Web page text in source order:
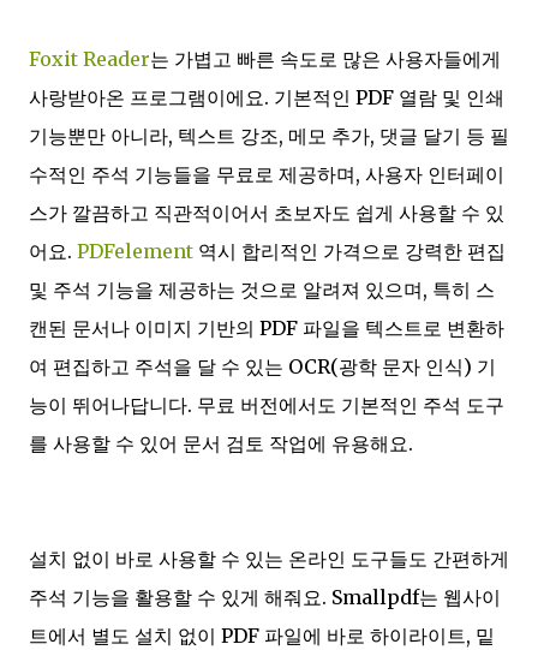
Foxit Reader는 가볍고 빠른 속도로 많은 사용자들에게
사랑받아온 프로그램이에요. 기본적인 PDF 열람 및 인쇄
기능뿐만 아니라, 텍스트 강조, 메모 추가, 댓글 달기 등 필
수적인 주석 기능들을 무료로 제공하며, 사용자 인터페이
스가 깔끔하고 직관적이어서 초보자도 쉽게 사용할 수 있
어요. PDFelement 역시 합리적인 가격으로 강력한 편집
및 주석 기능을 제공하는 것으로 알려져 있으며, 특히 스
캔된 문서나 이미지 기반의 PDF 파일을 텍스트로 변환하
여 편집하고 주석을 달 수 있는 OCR(광학 문자 인식) 기
능이 뛰어나답니다. 무료 버전에서도 기본적인 주석 도구
를 사용할 수 있어 문서 검토 작업에 유용해요.
설치 없이 바로 사용할 수 있는 온라인 도구들도 간편하게
주석 기능을 활용할 수 있게 해줘요. Smallpdf는 웹사이
트에서 별도 설치 없이 PDF 파일에 바로 하이라이트, 밑